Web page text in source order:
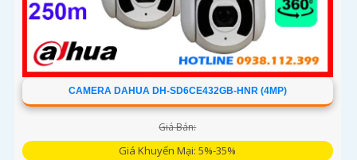
CAMERA DAHUA DH-SD6CE432GB-HNR (4MP)
Giá Bán:
Giá Khuyến Mại: 5%-35%